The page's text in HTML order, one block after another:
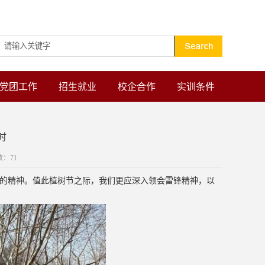
党团工作 招生就业 校企合作 实训条件
71
精神。值此植树节之际，我们更应深入领会雷锋精神，以